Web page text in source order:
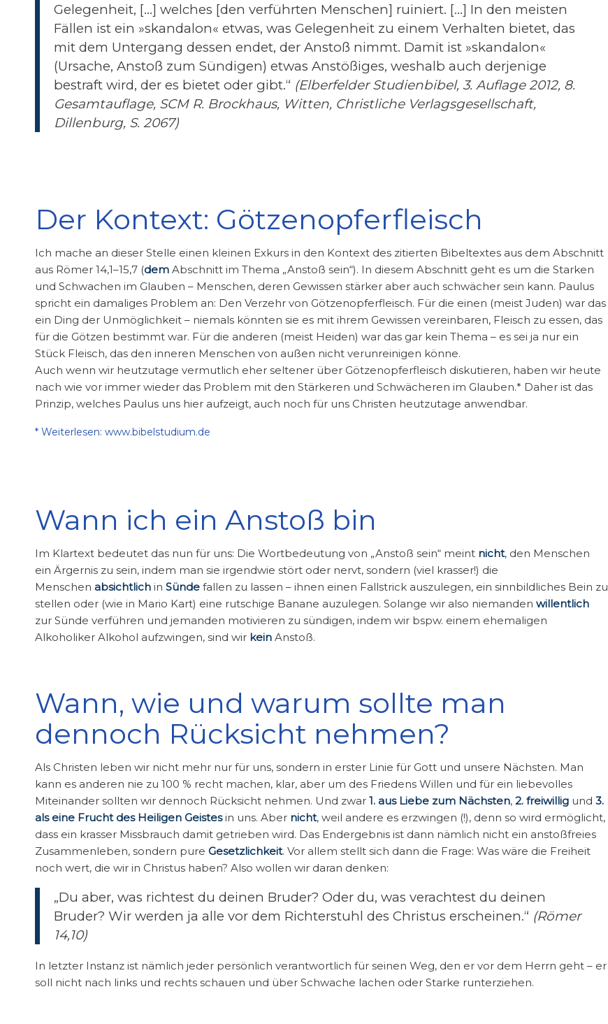
Gelegenheit, […] welches [den verführten Menschen] ruiniert. […] In den meisten
Fällen ist ein »skandalon« etwas, was Gelegenheit zu einem Verhalten bietet, das
mit dem Untergang dessen endet, der Anstoß nimmt. Damit ist »skandalon«
(Ursache, Anstoß zum Sündigen) etwas Anstößiges, weshalb auch derjenige
bestraft wird, der es bietet oder gibt.“ (Elberfelder Studienbibel, 3. Auflage 2012, 8.
Gesamtauflage, SCM R. Brockhaus, Witten, Christliche Verlagsgesellschaft,
Dillenburg, S. 2067)
Der Kontext: Götzenopferfleisch
Ich mache an dieser Stelle einen kleinen Exkurs in den Kontext des zitierten Bibeltextes aus dem Abschnitt
aus Römer 14,1–15,7 (dem Abschnitt im Thema „Anstoß sein“). In diesem Abschnitt geht es um die Starken
und Schwachen im Glauben – Menschen, deren Gewissen stärker aber auch schwächer sein kann. Paulus
spricht ein damaliges Problem an: Den Verzehr von Götzenopferfleisch. Für die einen (meist Juden) war das
ein Ding der Unmöglichkeit – niemals könnten sie es mit ihrem Gewissen vereinbaren, Fleisch zu essen, das
für die Götzen bestimmt war. Für die anderen (meist Heiden) war das gar kein Thema – es sei ja nur ein
Stück Fleisch, das den inneren Menschen von außen nicht verunreinigen könne.
Auch wenn wir heutzutage vermutlich eher seltener über Götzenopferfleisch diskutieren, haben wir heute
nach wie vor immer wieder das Problem mit den Stärkeren und Schwächeren im Glauben.* Daher ist das
Prinzip, welches Paulus uns hier aufzeigt, auch noch für uns Christen heutzutage anwendbar.
* Weiterlesen: www.bibelstudium.de
Wann ich ein Anstoß bin
Im Klartext bedeutet das nun für uns: Die Wortbedeutung von „Anstoß sein“ meint nicht, den Menschen
ein Ärgernis zu sein, indem man sie irgendwie stört oder nervt, sondern (viel krasser!) die
Menschen absichtlich in Sünde fallen zu lassen – ihnen einen Fallstrick auszulegen, ein sinnbildliches Bein zu
stellen oder (wie in Mario Kart) eine rutschige Banane auzulegen. Solange wir also niemanden willentlich
zur Sünde verführen und jemanden motivieren zu sündigen, indem wir bspw. einem ehemaligen
Alkoholiker Alkohol aufzwingen, sind wir kein Anstoß.
Wann, wie und warum sollte man
dennoch Rücksicht nehmen?
Als Christen leben wir nicht mehr nur für uns, sondern in erster Linie für Gott und unsere Nächsten. Man
kann es anderen nie zu 100 % recht machen, klar, aber um des Friedens Willen und für ein liebevolles
Miteinander sollten wir dennoch Rücksicht nehmen. Und zwar 1. aus Liebe zum Nächsten, 2. freiwillig und 3.
als eine Frucht des Heiligen Geistesin uns. Aber nicht, weil andere es erzwingen (!), denn so wird ermöglicht,
dass ein krasser Missbrauch damit getrieben wird. Das Endergebnis ist dann nämlich nicht ein anstoßfreies
Zusammenleben, sondern pure Gesetzlichkeit. Vor allem stellt sich dann die Frage: Was wäre die Freiheit
noch wert, die wir in Christus haben? Also wollen wir daran denken:
„Du aber, was richtest du deinen Bruder? Oder du, was verachtest du deinen
Bruder? Wir werden ja alle vor dem Richterstuhl des Christus erscheinen.“ (Römer
14,10)
In letzter Instanz ist nämlich jeder persönlich verantwortlich für seinen Weg, den er vor dem Herrn geht – er
soll nicht nach links und rechts schauen und über Schwache lachen oder Starke runterziehen.